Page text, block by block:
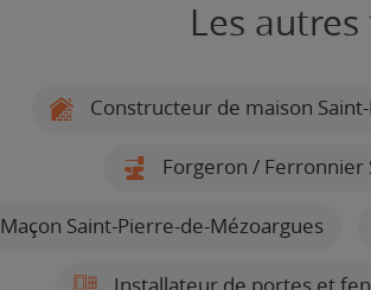
Les
Constructeur de maison
Forgeron / Ferronnier
Maçon Saint-Pierre-de-Mézoargues
Installateur de portes et